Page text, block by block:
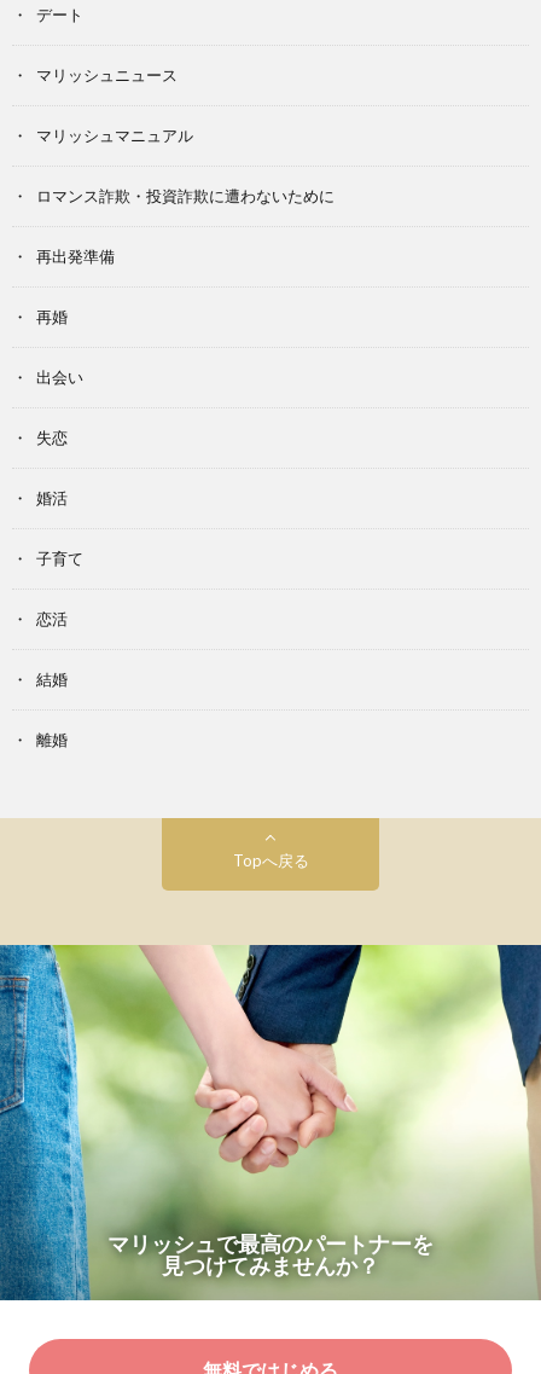
デート
マリッシュニュース
マリッシュマニュアル
ロマンス詐欺・投資詐欺に遭わないために
再出発準備
再婚
出会い
失恋
婚活
子育て
恋活
結婚
離婚
Topへ戻る
マリッシュで最高のパートナーを
見つけてみませんか？